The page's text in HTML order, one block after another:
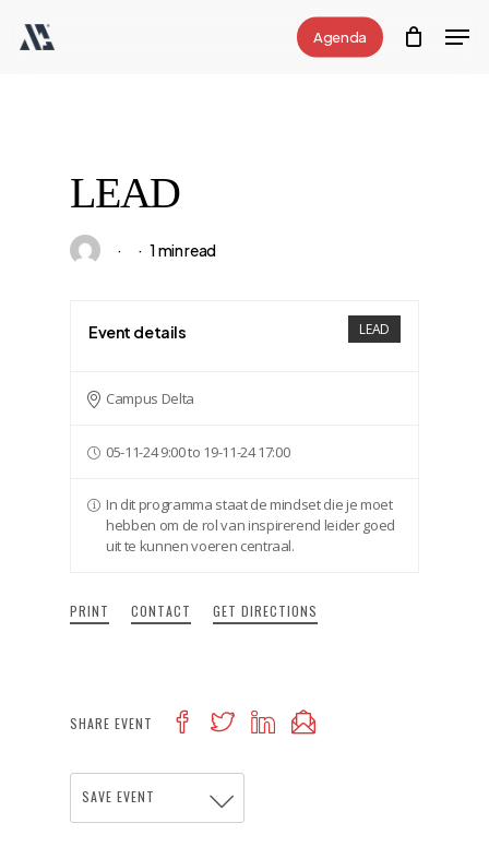
Agenda
LEAD
1 min read
LEAD
Event details
Campus Delta
05-11-24 9:00 to 19-11-24 17:00
In dit programma staat de mindset die je moet
hebben om de rol van inspirerend leider goed
uit te kunnen voeren centraal.
PRINT CONTACT GET DIRECTIONS
SHARE EVENT
SAVE EVENT